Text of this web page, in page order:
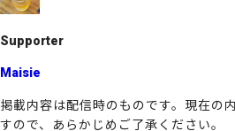
Supporter
Maisie
掲載内容は配信時のものです。現在の
すので、あらかじめご了承ください。